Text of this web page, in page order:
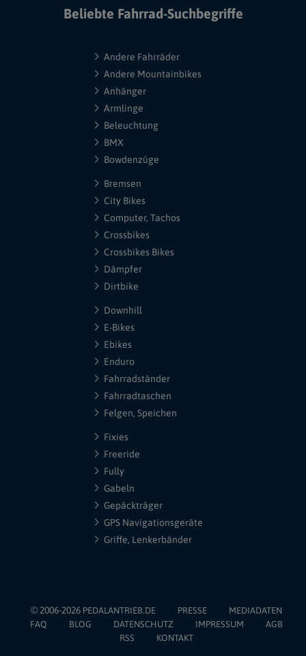
Beliebte Fahrrad-Suchbegriffe
Andere Fahrräder
Andere Mountainbikes
Anhänger
Armlinge
Beleuchtung
BMX
Bowdenzüge
Bremsen
City Bikes
Computer, Tachos
Crossbikes
Crossbikes Bikes
Dämpfer
Dirtbike
Downhill
E-Bikes
Ebikes
Enduro
Fahrradständer
Fahrradtaschen
Felgen, Speichen
Fixies
Freeride
Fully
Gabeln
Gepäckträger
GPS Navigationsgeräte
Griffe, Lenkerbänder
© 2006-2026 PEDALANTRIEB.DE PRESSE
MEDIADATEN
FAQ
BLOG DATENSCHUTZ IMPRESSUM
AGB
RSS
KONTAKT